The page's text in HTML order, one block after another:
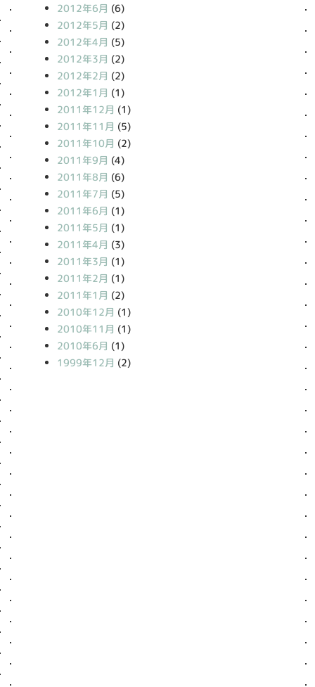
2012年6月 (6)
2012年5月 (2)
2012年4月 (5)
2012年3月 (2)
2012年2月 (2)
2012年1月 (1)
2011年12月 (1)
2011年11月 (5)
2011年10月 (2)
2011年9月 (4)
2011年8月 (6)
2011年7月 (5)
2011年6月 (1)
2011年5月 (1)
2011年4月 (3)
2011年3月 (1)
2011年2月 (1)
2011年1月 (2)
2010年12月 (1)
2010年11月 (1)
2010年6月 (1)
1999年12月 (2)